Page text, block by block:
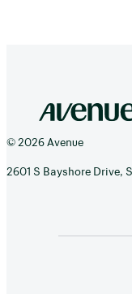
© 2026 Avenue
2601 S Bayshore Drive,